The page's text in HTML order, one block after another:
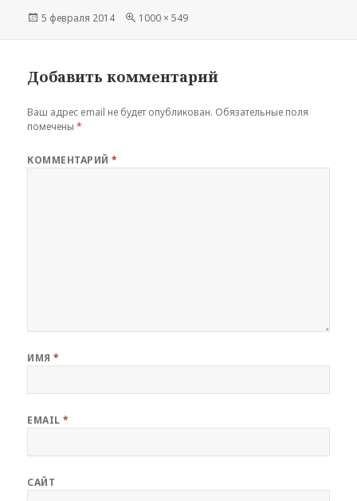
Опубликовано
5 февраля 2014
Полный
1000 × 549
Добавить комментарий
Ваш адрес email не будет опубликован. Обязательные поля
помечены*
КОММЕНТАРИЙ*
ИМЯ*
EMAIL*
САЙТ